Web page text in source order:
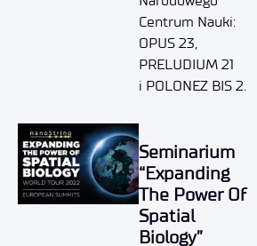
Centrum Nauki:
OPUS 23,
PRELUDIUM 21
i POLONEZ BIS 2.
Seminarium
“Expanding
The Power Of
Spatial
Biology”